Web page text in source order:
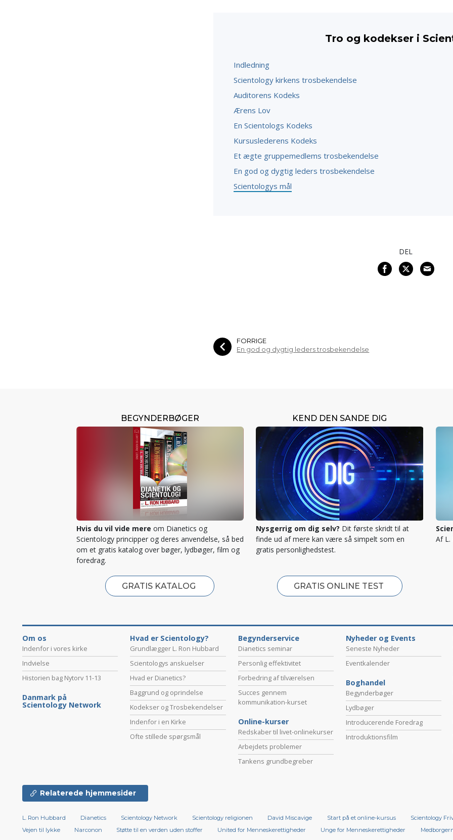
Tro og kodekser i
Indledning
Scientology kirkens trosbekendelse
Auditorens Kodeks
Ærens Lov
En Scientologs Kodeks
Kursuslederens Kodeks
Et ægte gruppemedlems trosbekendelse
En god og dygtig leders trosbekendelse
Scientologys mål
DEL
FORRIGE
En god og dygtig leders trosbekendelse
BEGYNDERBØGER
Hvis du vil vide mere om Dianetics og
Scientology principper og deres anvendelse, så bed
om et gratis katalog over bøger, lydbøger, film og
foredrag.
GRATIS KATALOG
KEND DEN SANDE DIG
Nysgerrig om dig selv? Dit første skridt til at
finde ud af mere kan være så simpelt som en
gratis personlighedstest.
GRATIS ONLINE TEST
Af L.
Om os
Indenfor i vores kirke
Indvielse
Historien bag Nytorv 11-13
Danmark på
Scientology Network
Hvad er Scientology?
Grundlægger L. Ron Hubbard
Scientologys anskuelser
Hvad er Dianetics?
Baggrund og oprindelse
Kodekser og Trosbekendelser
Indenfor i en Kirke
Ofte stillede spørgsmål
Begynderservice
Dianetics seminar
Personlig effektivitet
Forbedring af tilværelsen
Succes gennem
kommunikation-kurset
Online-kurser
Redskaber til livet-onlinekurser
Arbejdets problemer
Tankens grundbegreber
Nyheder og Events
Seneste Nyheder
Eventkalender
Boghandel
Begynderbøger
Lydbøger
Introducerende Foredrag
Introduktionsfilm
Relaterede hjemmesider
L. Ron Hubbard Dianetics Scientology Network Scientology religionen David Miscavige Start på et online-kursus Scientology
Vejen til lykke
Narconon Støtte til en verden uden stoffer United for Menneskerettigheder Unge for Menneskerettigheder